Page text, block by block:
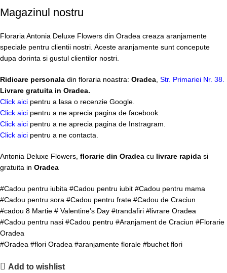
Magazinul nostru
Floraria Antonia Deluxe Flowers din Oradea creaza aranjamente
speciale pentru clientii nostri. Aceste aranjamente sunt concepute
dupa dorinta si gustul clientilor nostri.
Ridicare personala din floraria noastra: Oradea Str. Primariei Nr. 38.
Livrare gratuita in Oradea.
Click aici pentru a lasa o recenzie Google.
Click aici pentru a ne aprecia pagina de facebook.
Click aici pentru a ne aprecia pagina de Instragram.
Click aici pentru a ne contacta.
Antonia Deluxe Flowers, florarie din Oradea cu livrare rapida si
gratuita in Oradea
#Cadou pentru iubita #Cadou pentru iubit #Cadou pentru mama
#Cadou pentru sora #Cadou pentru frate #Cadou de Craciun
#cadou 8 Martie # Valentine’s Day #trandafiri #livrare Oradea
#Cadou pentru nasi #Cadou pentru #Aranjament de Craciun #Florarie
Oradea
#Oradea #flori Oradea #aranjamente florale #buchet flori
Add to wishlist